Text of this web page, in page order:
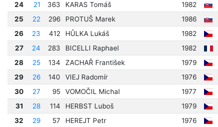
24
21 363 KARAS Tomáš 1982
25
22 296 PROTUŠ Marek 1986
26
23 412 HŮLKA Lukáš 1982
27
24 283 BICELLI Raphael 1982
28
25 134 ZACHAŘ František 1979
29
26 140 VIEJ Radomír 1976
30
27 95 VOMOČIL Michal 1977
31
28 114 HERBST Luboš 1979
32
29 57 HEREJT Petr 1976